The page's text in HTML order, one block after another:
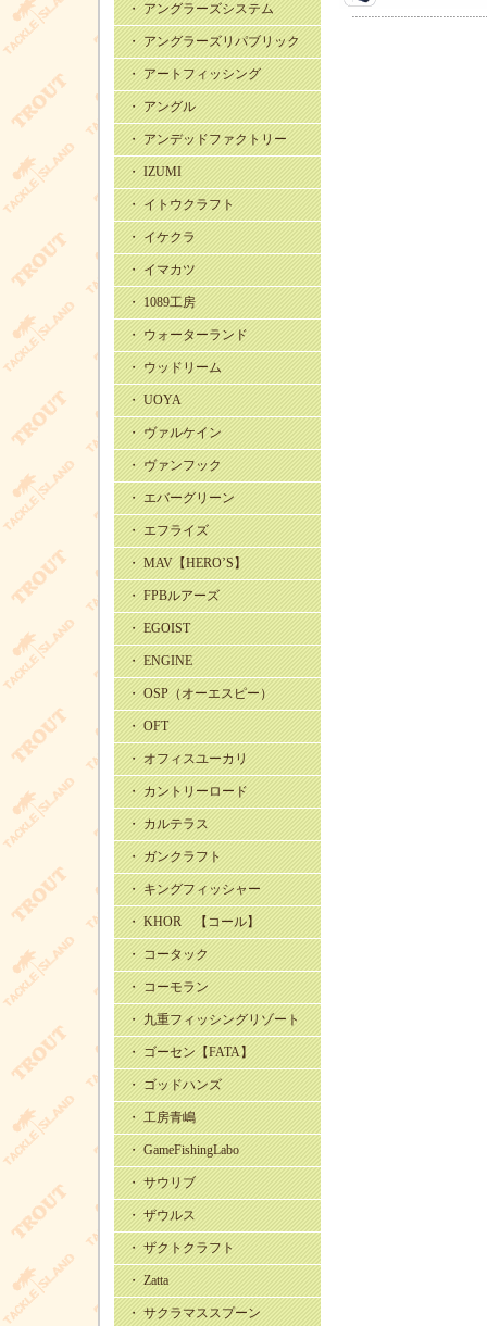
・ アングラーズシステム
・ アングラーズリパブリック
・ アートフィッシング
・ アングル
・ アンデッドファクトリー
・ IZUMI
・ イトウクラフト
・ イケクラ
・ イマカツ
・ 1089工房
・ ウォーターランド
・ ウッドリーム
・ UOYA
・ ヴァルケイン
・ ヴァンフック
・ エバーグリーン
・ エフライズ
・ MAV【HERO’S】
・ FPBルアーズ
・ EGOIST
・ ENGINE
・ OSP（オーエスピー）
・ OFT
・ オフィスユーカリ
・ カントリーロード
・ カルテラス
・ ガンクラフト
・ キングフィッシャー
・ KHOR 【コール】
・ コータック
・ コーモラン
・ 九重フィッシングリゾート
・ ゴーセン【FATA】
・ ゴッドハンズ
・ 工房青嶋
・ GameFishingLabo
・ サウリブ
・ ザウルス
・ ザクトクラフト
・ Zatta
・ サクラマススプーン